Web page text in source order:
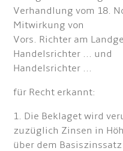
Verhandlung vom 18.
Mitwirkung von
Vors. Richter am
Handelsrichter ... und
Handelsrichter ...
für Recht erkannt:
1. Die Beklaget wird
zuzüglich Zinsen in
über dem